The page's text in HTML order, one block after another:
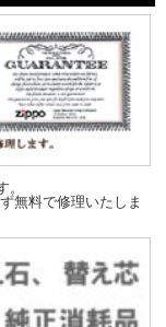
無料で修理いたしま